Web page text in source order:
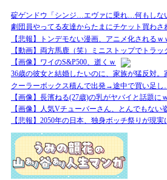
碇ゲンドウ「シンジ…エヴァに乗れ…何もしな
劇団員やってる友達からたまにチケット買わさ
【悲報】トンデモない漫画、アニメ化されるｗ
【動画】両方馬鹿（笑）ミニストップでトラ
【画像】ワイのS&P500、逝くｗ
36歳の彼女と結婚したいのに、家族が猛反対
クーラーボックス積んで出発→途中で買い足
【画像】長濱ねる(27歳)の乳がヤバイと話題
【画像】人気Vチューバーさん、とんでもな
【悲報】2050年の日本、独身ボッチ祭りが現